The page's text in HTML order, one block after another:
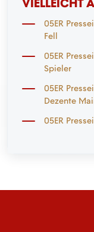
VIELLEICHT
05ER
Fell
05ER
Spieler
05ER
Dezente
05ER